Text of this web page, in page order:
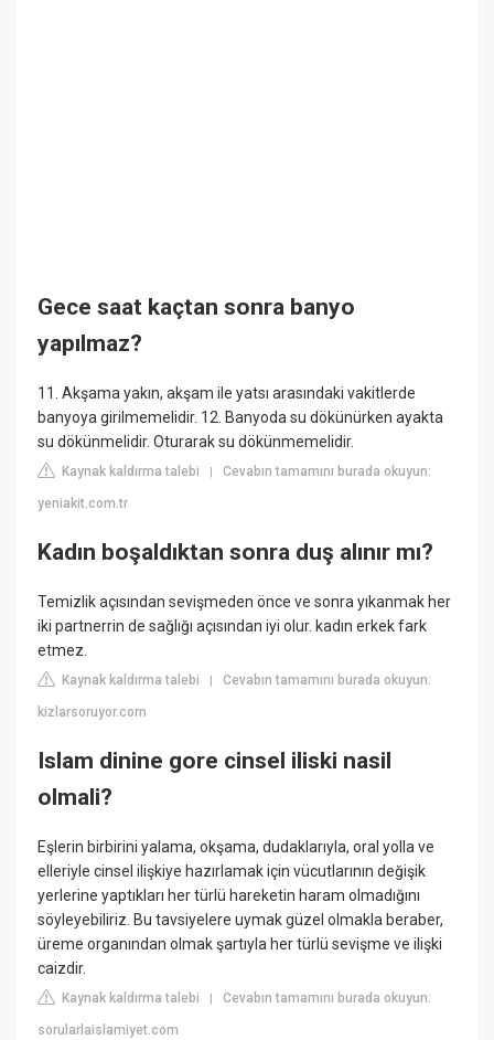
Gece saat kaçtan sonra banyo
yapılmaz?
11. Akşama yakın, akşam ile yatsı arasındaki vakitlerde
banyoya girilmemelidir. 12. Banyoda su dökünürken ayakta
su dökünmelidir. Oturarak su dökünmemelidir.
Kaynak kaldırma talebi |Cevabın tamamını burada okuyun:
yeniakit.com.tr
Kadın boşaldıktan sonra duş alınır mı?
Temizlik açısından sevişmeden önce ve sonra yıkanmak her
iki partnerrin de sağlığı açısından iyi olur. kadın erkek fark
etmez.
Kaynak kaldırma talebi |Cevabın tamamını burada okuyun:
kizlarsoruyor.com
Islam dinine gore cinsel iliski nasil
olmali?
Eşlerin birbirini yalama, okşama, dudaklarıyla, oral yolla ve
elleriyle cinsel ilişkiye hazırlamak için vücutlarının değişik
yerlerine yaptıkları her türlü hareketin haram olmadığını
söyleyebiliriz. Bu tavsiyelere uymak güzel olmakla beraber,
üreme organından olmak şartıyla her türlü sevişme ve ilişki
caizdir.
Kaynak kaldırma talebi |Cevabın tamamını burada okuyun:
sorularlaislamiyet.com